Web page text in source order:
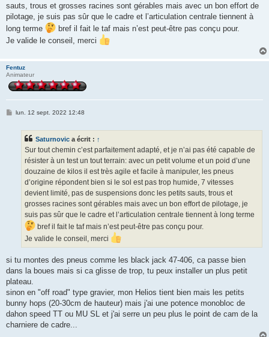
sauts, trous et grosses racines sont gérables mais avec un bon effort de
pilotage, je suis pas sûr que le cadre et l’articulation centrale tiennent à
long terme
bref il fait le taf mais n’est peut-être pas conçu pour.
Je valide le conseil, merci
Fentuz
Animateur
Mlun. 12 sept. 2022 12:48
Saturnovic a écrit : ↑
Sur tout chemin c’est parfaitement adapté, et je n’ai pas été capable de
résister à un test un tout terrain: avec un petit volume et un poid d’une
douzaine de kilos il est très agile et facile à manipuler, les pneus
d’origine répondent bien si le sol est pas trop humide, 7 vitesses
devient limité, pas de suspensions donc les petits sauts, trous et
grosses racines sont gérables mais avec un bon effort de pilotage, je
suis pas sûr que le cadre et l’articulation centrale tiennent à long terme
bref il fait le taf mais n’est peut-être pas conçu pour.
Je valide le conseil, merci
si tu montes des pneus comme les black jack 47-406, ca passe bien
dans la boues mais si ca glisse de trop, tu peux installer un plus petit
plateau.
sinon en "off road" type gravier, mon Helios tient bien mais les petits
bunny hops (20-30cm de hauteur) mais j'ai une potence monobloc de
dahon speed TT ou MU SL et j'ai serre un peu plus le point de cam de la
charniere de cadre...